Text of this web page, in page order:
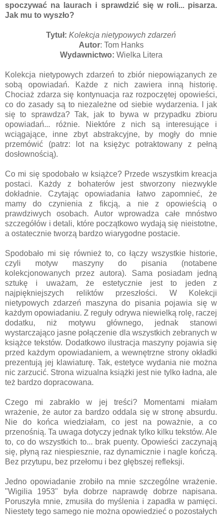
spoczywać na laurach i sprawdzić się w roli... pisarza.
Jak mu to wyszło?
Tytuł: Kolekcja nietypowych zdarzeń
Autor: Tom Hanks
Wydawnictwo: Wielka Litera
Kolekcja nietypowych zdarzeń to zbiór niepowiązanych ze
sobą opowiadań. Każde z nich zawiera inną historię.
Chociaż zdarza się kontynuacja raz rozpoczętej opowieści,
co do zasady są to niezależne od siebie wydarzenia. I jak
się to sprawdza? Tak, jak to bywa w przypadku zbioru
opowiadań... różnie. Niektóre z nich są interesujące i
wciągające, inne zbyt abstrakcyjne, by mogły do mnie
przemówić (patrz: lot na księżyc potraktowany z pełną
dosłownością).
Co mi się spodobało w książce? Przede wszystkim kreacja
postaci. Każdy z bohaterów jest stworzony niezwykle
dokładnie. Czytając opowiadania łatwo zapomnieć, że
mamy do czynienia z fikcją, a nie z opowieścią o
prawdziwych osobach. Autor wprowadza całe mnóstwo
szczegółów i detali, które początkowo wydają się nieistotne,
a ostatecznie tworzą bardzo wiarygodne postacie.
Spodobało mi się również to, co łączy wszystkie historie,
czyli motyw maszyny do pisania (notabene
kolekcjonowanych przez autora). Sama posiadam jedną
sztukę i uważam, że estetycznie jest to jeden z
najpiękniejszych reliktów przeszłości. W Kolekcji
nietypowych zdarzeń maszyna do pisania pojawia się w
każdym opowiadaniu. Z reguły odrywa niewielką rolę, raczej
dodatku, niż motywu głównego, jednak stanowi
wystarczająco jasne połączenie dla wszystkich zebranych w
książce tekstów. Dodatkowo ilustracja maszyny pojawia się
przed każdym opowiadaniem, a wewnętrzne strony okładki
prezentują jej klawiaturę. Tak, estetyce wydania nie można
nic zarzucić. Strona wizualna książki jest nie tylko ładna, ale
też bardzo dopracowana.
Czego mi zabrakło w jej treści? Momentami miałam
wrażenie, że autor za bardzo oddala się w stronę absurdu.
Nie do końca wiedziałam, co jest na poważnie, a co
przenośnią. Ta uwaga dotyczy jednak tylko kilku tekstów. Ale
to, co do wszystkich to... brak puenty. Opowieści zaczynają
się, płyną raz niespiesznie, raz dynamicznie i nagle kończą.
Bez przytupu, bez przełomu i bez głębszej refleksji.
Jedno opowiadanie zrobiło na mnie szczególne wrażenie.
"Wigilia 1953" była dobrze naprawdę dobrze napisana.
Poruszyła mnie, zmusiła do myślenia i zapadła w pamięci.
Niestety tego samego nie można opowiedzieć o pozostałych